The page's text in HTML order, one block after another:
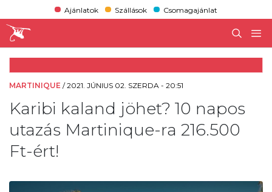
Ajánlatok Szállások Csomagajánlat
MARTINIQUE /2021. JÚNIUS 02. SZERDA - 20:51
Karibi kaland jöhet? 10 napos
utazás Martinique-ra 216.500
Ft-ért!